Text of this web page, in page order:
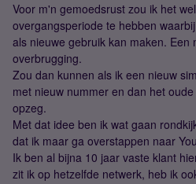
Voor m'n gemoedsrust zou ik het
overgangsperiode te hebben
als nieuwe gebruik kan maken. Een
overbrugging.
Zou dan kunnen als ik een nieuw
met nieuw nummer en dan het
opzeg.
Met dat idee ben ik wat gaan
dat ik maar ga overstappen naar
Ik ben al bijna 10 jaar vaste klant
zit ik op hetzelfde netwerk, heb ik